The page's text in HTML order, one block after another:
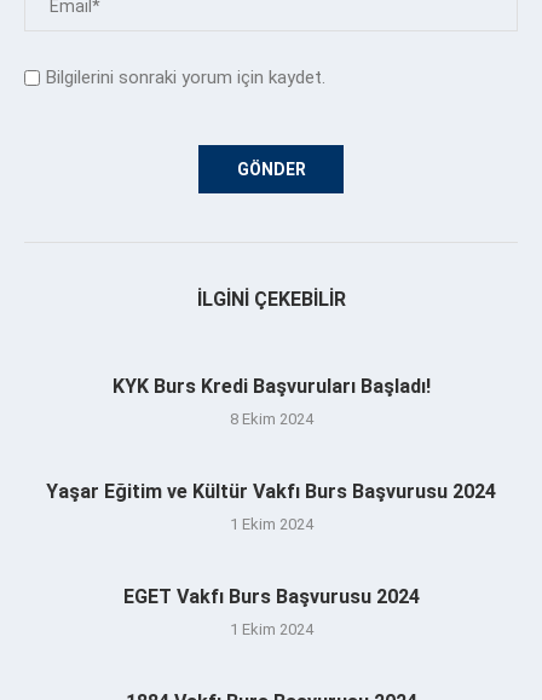
Bilgilerini sonraki yorum için kaydet.
İLGINI ÇEKEBILIR
KYK Burs Kredi Başvuruları Başladı!
8 Ekim 2024
Yaşar Eğitim ve Kültür Vakfı Burs Başvurusu 2024
1 Ekim 2024
EGET Vakfı Burs Başvurusu 2024
1 Ekim 2024